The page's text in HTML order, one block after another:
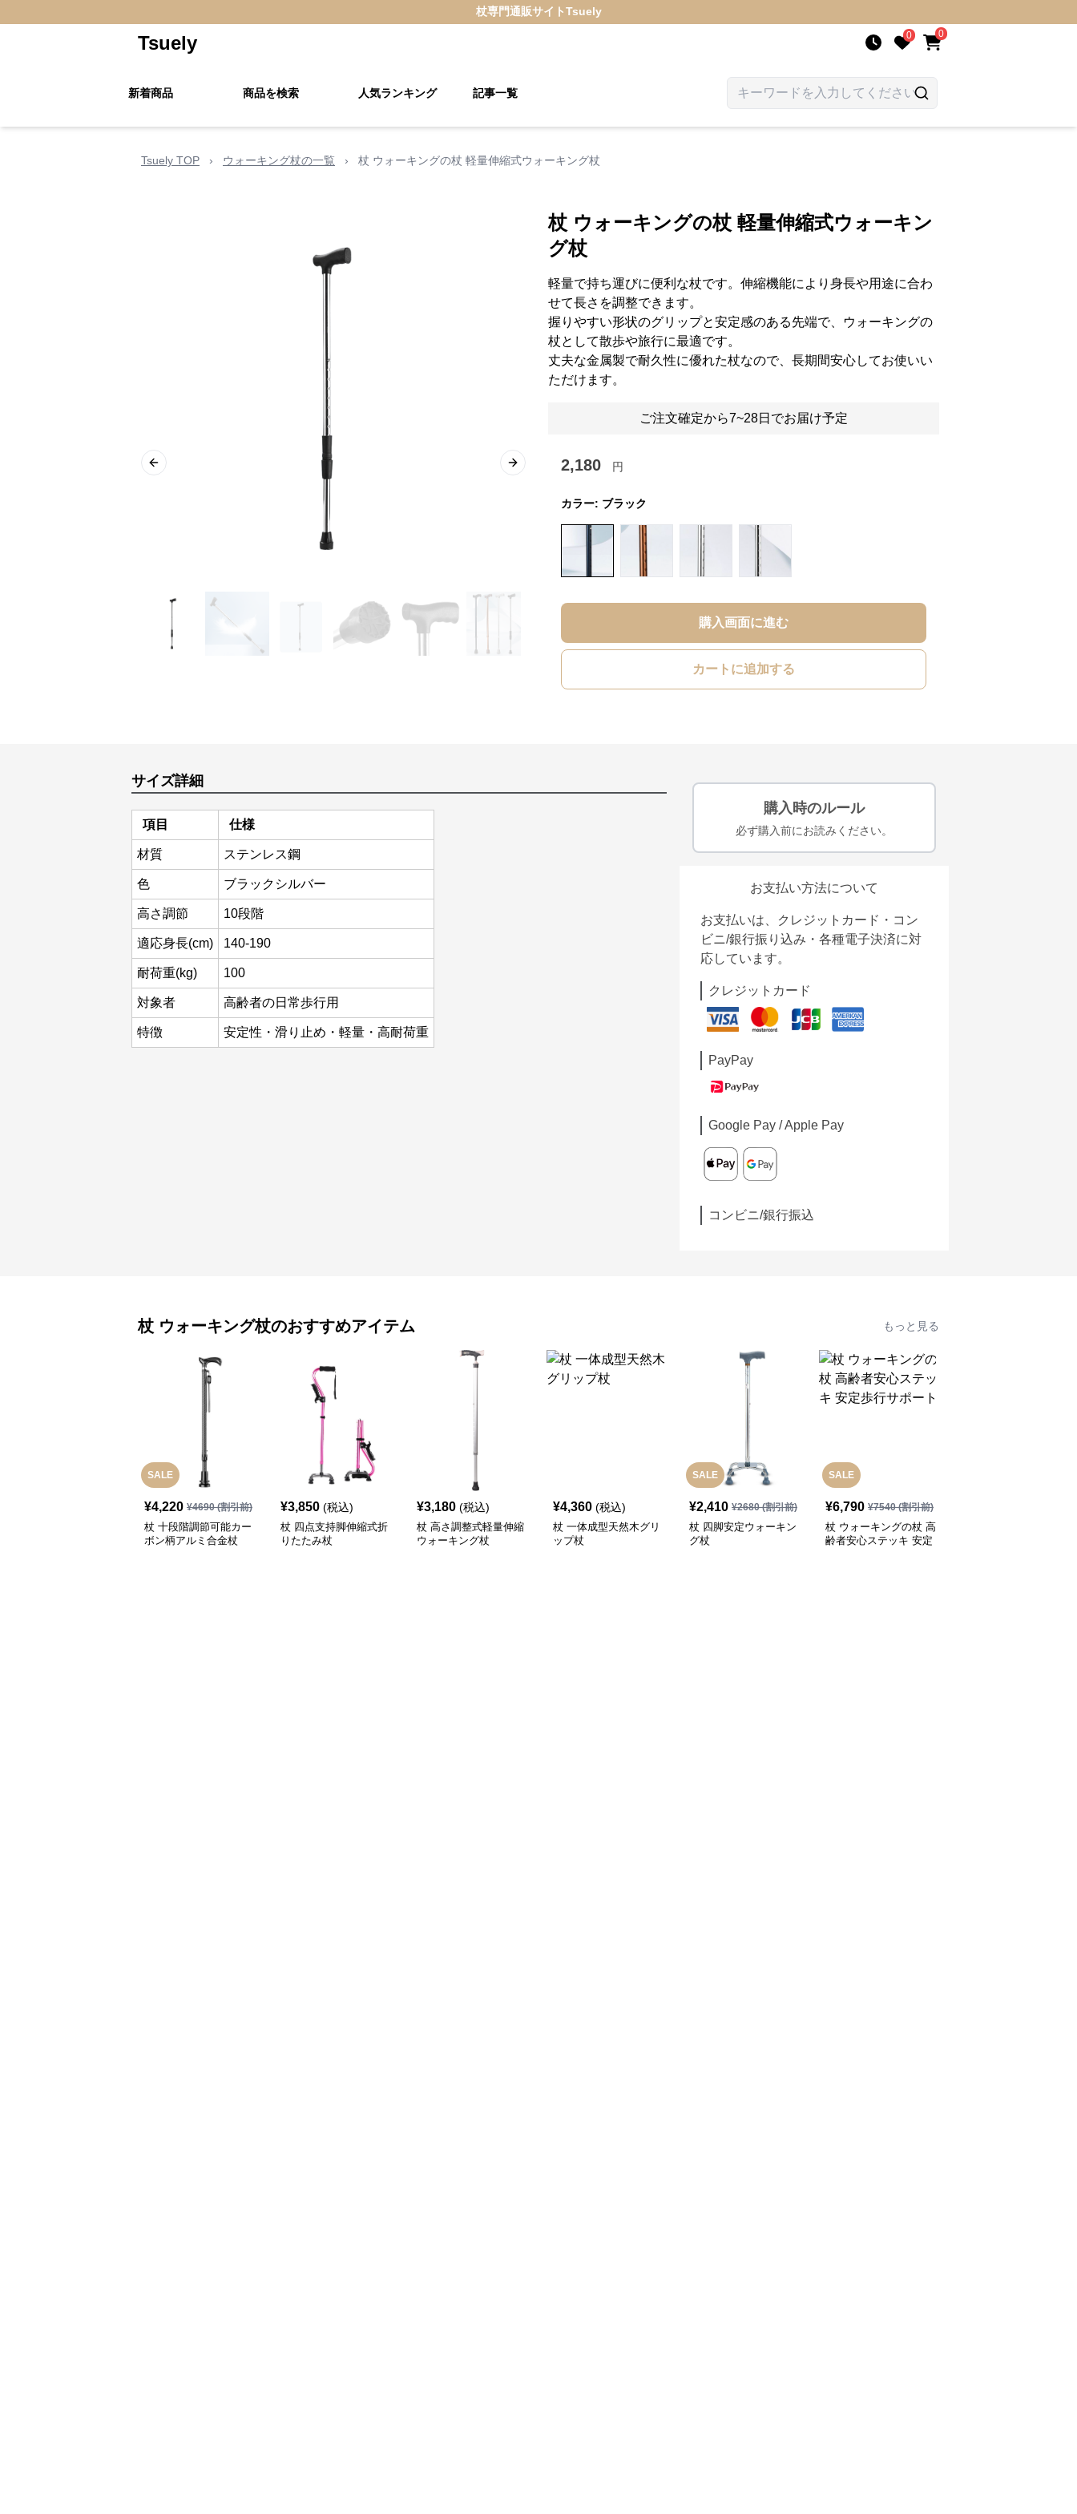
杖専門通販サイトTsuely
Tsuely 0 0
新着商品 商品を検索 人気ランキング 記事一覧
Tsuely TOP › ウォーキング杖の一覧 › 杖 ウォーキングの杖 軽量伸縮式ウォーキング杖
Previous slide Next slide
杖 ウォーキングの杖 軽量伸縮式ウォーキン
グ杖
軽量で持ち運びに便利な杖です。伸縮機能により身長や用途に合わ
せて長さを調整できます。
握りやすい形状のグリップと安定感のある先端で、ウォーキングの
杖として散歩や旅行に最適です。
丈夫な金属製で耐久性に優れた杖なので、長期間安心してお使いい
ただけます。
ご注文確定から7~28日でお届け予定
2,180 円
カラー: ブラック
購入画面に進む
カートに追加する
サイズ詳細
項目 仕様
材質 ステンレス鋼
色 ブラックシルバー
高さ調節 10段階
適応身長(cm) 140-190
耐荷重(kg) 100
対象者 高齢者の日常歩行用
特徴 安定性・滑り止め・軽量・高耐荷重
購入時のルール
必ず購入前にお読みください。
お支払い方法について
お支払いは、クレジットカード・コン
ビニ/銀行振り込み・各種電子決済に対
応しています。
クレジットカード
PayPay
Google Pay / Apple Pay
コンビニ/銀行振込
杖 ウォーキング杖のおすすめアイテム もっと見る
SALE
¥4,220 ¥4690(割引前)
杖 十段階調節可能カー
ボン柄アルミ合金杖
¥3,850 (税込)
杖 四点支持脚伸縮式折
りたたみ杖
¥3,180 (税込)
杖 高さ調整式軽量伸縮
ウォーキング杖
¥4,360 (税込)
杖 一体成型天然木グリ
ップ杖
SALE
¥2,410 ¥2680(割引前)
杖 四脚安定ウォーキン
グ杖
SALE
¥6,790 ¥7540(割引前)
杖 ウォーキングの杖 高
齢者安心ステッキ 安定